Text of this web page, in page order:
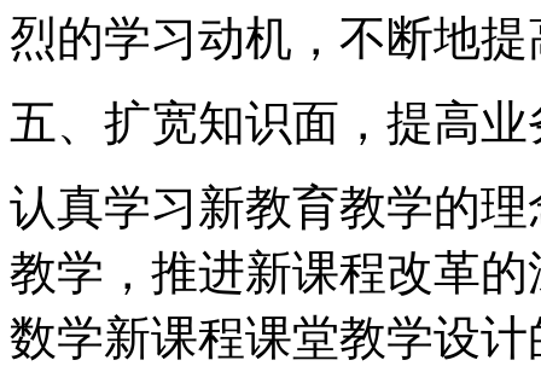
烈的学习动机，不断地
五、扩宽知识面，提高业
认真学习新教育教学的
教学，推进新课程改革
数学新课程课堂教学设